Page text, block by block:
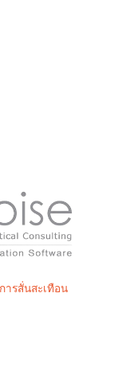
ารสั่นสะเทือน